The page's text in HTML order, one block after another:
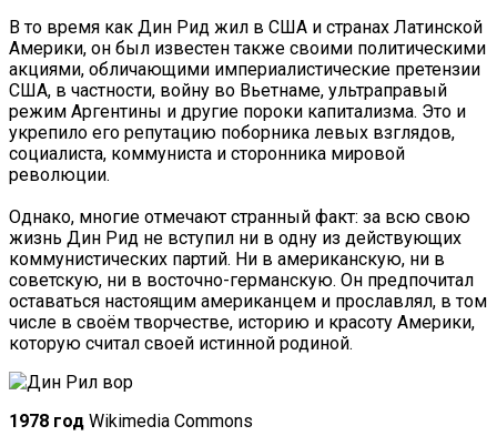
В то время как Дин Рид жил в США и странах Латинской
Америки, он был известен также своими политическими
акциями, обличающими империалистические претензии
США, в частности, войну во Вьетнаме, ультраправый
режим Аргентины и другие пороки капитализма. Это и
укрепило его репутацию поборника левых взглядов,
социалиста, коммуниста и сторонника мировой
революции.
Однако, многие отмечают странный факт: за всю свою
жизнь Дин Рид не вступил ни в одну из действующих
коммунистических партий. Ни в американскую, ни в
советскую, ни в восточно-германскую. Он предпочитал
оставаться настоящим американцем и прославлял, в том
числе в своём творчестве, историю и красоту Америки,
которую считал своей истинной родиной.
1978 год Wikimedia Commons